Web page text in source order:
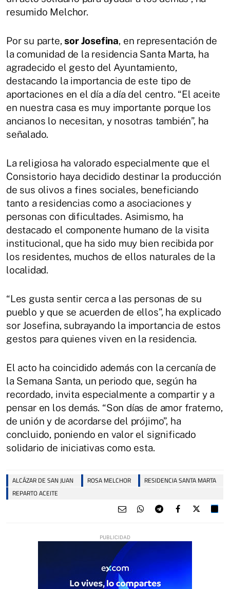
resumido Melchor.
Por su parte,sor Josefina, en representación de
la comunidad de la residencia Santa Marta, ha
agradecido el gesto del Ayuntamiento,
destacando la importancia de este tipo de
aportaciones en el día a día del centro. “El aceite
en nuestra casa es muy importante porque los
ancianos lo necesitan, y nosotras también”, ha
señalado.
La religiosa ha valorado especialmente que el
Consistorio haya decidido destinar la producción
de sus olivos a fines sociales, beneficiando
tanto a residencias como a asociaciones y
personas con dificultades. Asimismo, ha
destacado el componente humano de la visita
institucional, que ha sido muy bien recibida por
los residentes, muchos de ellos naturales de la
localidad.
“Les gusta sentir cerca a las personas de su
pueblo y que se acuerden de ellos”, ha explicado
sor Josefina, subrayando la importancia de estos
gestos para quienes viven en la residencia.
El acto ha coincidido además con la cercanía de
la Semana Santa, un periodo que, según ha
recordado, invita especialmente a compartir y a
pensar en los demás. “Son días de amor fraterno,
de unión y de acordarse del prójimo”, ha
concluido, poniendo en valor el significado
solidario de iniciativas como esta.
ALCÁZAR DE SAN JUAN ROSA MELCHOR
RESIDENCIA SANTA MARTA
REPARTO ACEITE